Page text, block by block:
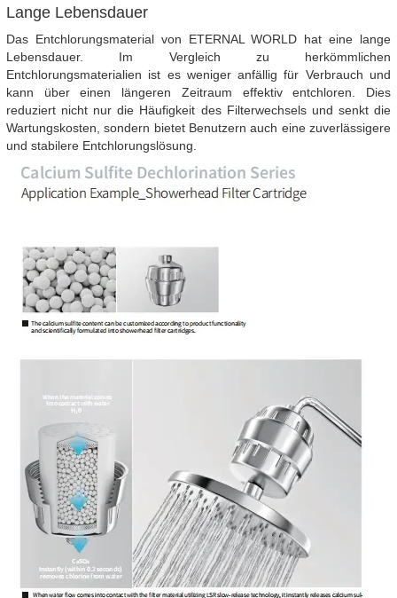
Lange Lebensdauer
Das Entchlorungsmaterial von ETERNAL WORLD hat eine lange
Lebensdauer. Im Vergleich zu herkömmlichen
Entchlorungsmaterialien ist es weniger anfällig für Verbrauch und
kann über einen längeren Zeitraum effektiv entchloren. Dies
reduziert nicht nur die Häufigkeit des Filterwechsels und senkt die
Wartungskosten, sondern bietet Benutzern auch eine zuverlässigere
und stabilere Entchlorungslösung.